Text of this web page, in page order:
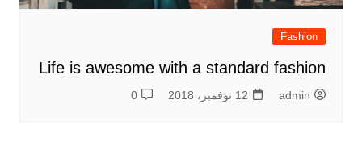
Fashion
Life is awesome with a standard fashion
admin 12 نوفمبر، 2018 0